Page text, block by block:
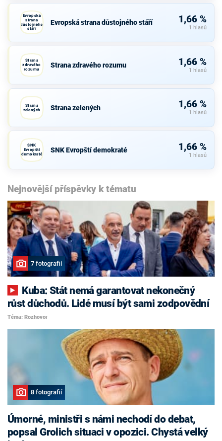
Evropská
strana
důstojného
stáří
Evropská strana důstojného stáří 1,66 %
1 hlasů
Strana
zdravého
rozumu
Strana zdravého rozumu 1,66 %
1 hlasů
Strana
zelených
Strana zelených 1,66 %
1 hlasů
SNK
Evropští
demokraté
SNK Evropští demokraté 1,66 %
1 hlasů
Nejnovější příspěvky k tématu
7 fotografií
růst důchodů. Lidé musí být sami zodpovědní
Téma: Rozhovor
8 fotografií
Úmorné, ministři s námi nechodí do debat,
popsal Grolich situaci v opozici. Chystá velký